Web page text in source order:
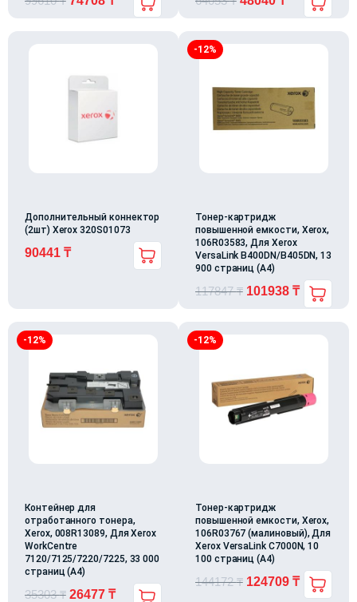
Дополнительный коннектор
(2шт) Xerox 320S01073
90441 ₸
-12%
Тонер-картридж
повышенной емкости, Xerox,
106R03583, Для Xerox
VersaLink B400DN/B405DN, 13
900 страниц (А4)
117847₸ 101938 ₸
-12%
Контейнер для
отработанного тонера,
Xerox, 008R13089, Для Xerox
WorkCentre
7120/7125/7220/7225, 33 000
страниц (А4)
35303₸ 26477 ₸
-12%
Тонер-картридж
повышенной емкости, Xerox,
106R03767 (малиновый), Для
Xerox VersaLink C7000N, 10
100 страниц (А4)
144172₸ 124709 ₸